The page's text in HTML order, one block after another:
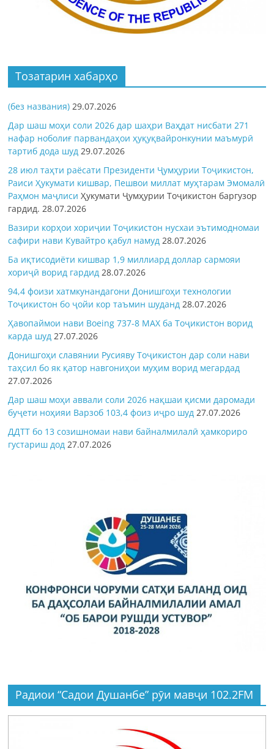
Тозатарин хабарҳо
(без названия) 29.07.2026
Дар шаш моҳи соли 2026 дар шаҳри Ваҳдат нисбати 271
нафар ноболиғ парвандаҳои ҳуқуқвайронкунии маъмурӣ
тартиб дода шуд 29.07.2026
28 июл таҳти раёсати Президенти Ҷумҳурии Тоҷикистон,
Раиси Ҳукумати кишвар, Пешвои миллат муҳтарам Эмомалӣ
Раҳмон маҷлисиҲукумати Ҷумҳурии Тоҷикистон баргузор
гардид.28.07.2026
Вазири корҳои хориҷии Тоҷикистон нусхаи эътимодномаи
сафири нави Кувайтро қабул намуд 28.07.2026
Ба иқтисодиёти кишвар 1,9 миллиард доллар сармояи
хориҷӣ ворид гардид 28.07.2026
94,4 фоизи хатмкунандагони Донишгоҳи технологии
Тоҷикистон бо ҷойи кор таъмин шуданд 28.07.2026
Ҳавопаймои нави Boeing 737-8 MAX ба Тоҷикистон ворид
карда шуд 27.07.2026
Донишгоҳи славянии Русияву Тоҷикистон дар соли нави
таҳсил бо як қатор навгониҳои муҳим ворид мегардад
27.07.2026
Дар шаш моҳи аввали соли 2026 нақшаи қисми даромади
буҷети ноҳияи Варзоб 103,4 фоиз иҷро шуд 27.07.2026
ДДТТ бо 13 созишномаи нави байналмилалӣ ҳамкориро
густариш дод 27.07.2026
Радиои “Садои Душанбе” рӯи мавҷи 102.2FM